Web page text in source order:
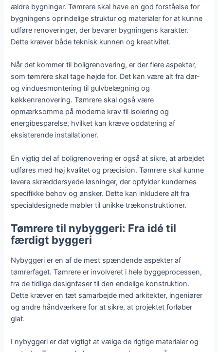
ældre bygninger. Tømrere skal have en god forståelse for
bygningens oprindelige struktur og materialer for at kunne
udføre renoveringer, der bevarer bygningens karakter.
Dette kræver både teknisk kunnen og kreativitet.
Når det kommer til boligrenovering, er der flere aspekter,
som tømrere skal tage højde for. Det kan være alt fra dør-
og vinduesmontering til gulvbelægning og
køkkenrenovering. Tømrere skal også være
opmærksomme på moderne krav til isolering og
energibesparelse, hvilket kan kræve opdatering af
eksisterende installationer.
En vigtig del af boligrenovering er også at sikre, at arbejdet
udføres med høj kvalitet og præcision. Tømrere skal kunne
levere skræddersyede løsninger, der opfylder kundernes
specifikke behov og ønsker. Dette kan inkludere alt fra
specialdesignede møbler til unikke trækonstruktioner.
Tømrere til nybyggeri: Fra idé til
færdigt byggeri
Nybyggeri er en af de mest spændende aspekter af
tømrerfaget. Tømrere er involveret i hele byggeprocessen,
fra de tidlige designfaser til den endelige konstruktion.
Dette kræver en tæt samarbejde med arkitekter, ingeniører
og andre håndværkere for at sikre, at projektet forløber
glat.
I nybyggeri er det vigtigt at vælge de rigtige materialer og